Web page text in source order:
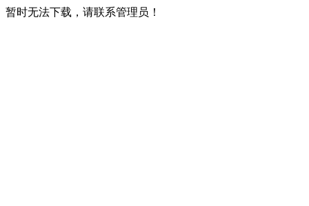
暂时无法下载，请联系管理员！